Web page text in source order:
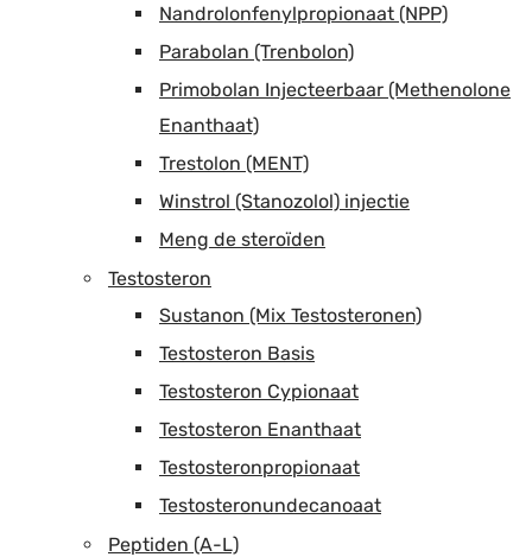
Nandrolonfenylpropionaat (NPP)
Parabolan (Trenbolon)
Primobolan Injecteerbaar (Methenolone
Enanthaat)
Trestolon (MENT)
Winstrol (Stanozolol) injectie
Meng de steroïden
Testosteron
Sustanon (Mix Testosteronen)
Testosteron Basis
Testosteron Cypionaat
Testosteron Enanthaat
Testosteronpropionaat
Testosteronundecanoaat
Peptiden (A-L)